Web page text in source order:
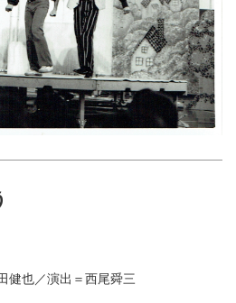
健也／演出＝西尾舜三